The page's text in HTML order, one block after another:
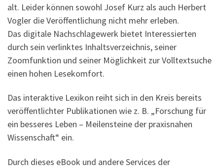
alt. Leider können sowohl Josef Kurz als auch Herbert
Vogler die Veröffentlichung nicht mehr erleben.
Das digitale Nachschlagewerk bietet Interessierten
durch sein verlinktes Inhaltsverzeichnis, seiner
Zoomfunktion und seiner Möglichkeit zur Volltextsuche
einen hohen Lesekomfort.
Das interaktive Lexikon reiht sich in den Kreis bereits
veröffentlichter Publikationen wie z. B. „Forschung für
ein besseres Leben – Meilensteine der praxisnahen
Wissenschaft“ ein.
Durch dieses eBook und andere Services der